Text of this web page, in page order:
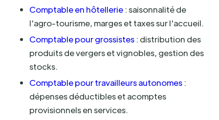
Comptable en hôtellerie : saisonnalité de
l'agro-tourisme, marges et taxes sur l'accueil.
Comptable pour grossistes : distribution des
produits de vergers et vignobles, gestion des
stocks.
Comptable pour travailleurs autonomes :
dépenses déductibles et acomptes
provisionnels en services.